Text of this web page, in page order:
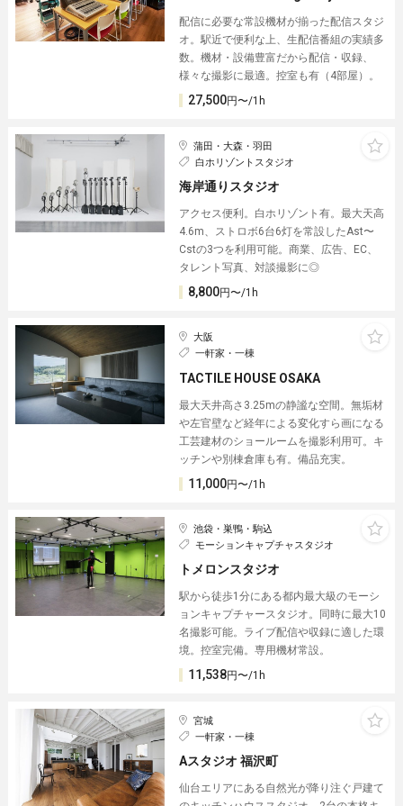
配信に必要な常設機材が揃った配信スタジ
オ。駅近で便利な上、生配信番組の実績多
数。機材・設備豊富だから配信・収録、
様々な撮影に最適。控室も有（4部屋）。
27,500円〜/1h
蒲田・大森・羽田
白ホリゾントスタジオ
海岸通りスタジオ
アクセス便利。白ホリゾント有。最大天高
4.6m、ストロボ6台6灯を常設したAst〜
Cstの3つを利用可能。商業、広告、EC、
タレント写真、対談撮影に◎
8,800円〜/1h
大阪
一軒家・一棟
TACTILE HOUSE OSAKA
最大天井高さ3.25mの静謐な空間。無垢材
や左官壁など経年による変化すら画になる
工芸建材のショールームを撮影利用可。キ
ッチンや別棟倉庫も有。備品充実。
11,000円〜/1h
池袋・巣鴨・駒込
モーションキャプチャスタジオ
トメロンスタジオ
駅から徒歩1分にある都内最大級のモーシ
ョンキャプチャースタジオ。同時に最大10
名撮影可能。ライブ配信や収録に適した環
境。控室完備。専用機材常設。
11,538円〜/1h
宮城
一軒家・一棟
Aスタジオ 福沢町
仙台エリアにある自然光が降り注ぐ戸建て